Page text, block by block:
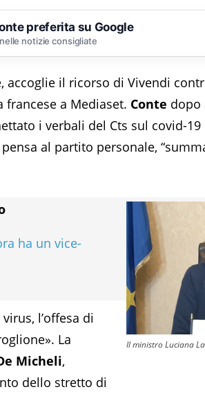
preferita su Google
notizie consigliate
accoglie il ricorso di Vivendi
francese a Mediaset. Conte dopo
i verbali del Cts sul covid-
al partito personale,
Il ministro Luciana
ha un vice-
l’offesa di
La
Micheli,
dello stretto di